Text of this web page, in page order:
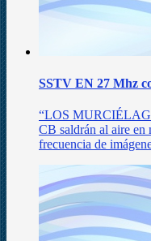
SSTV EN 27 Mhz
“LOS
CB saldrán al aire en
frecuencia de